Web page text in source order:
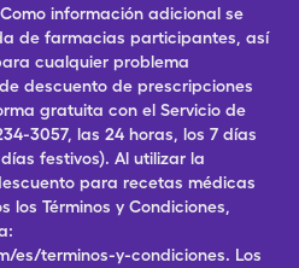
información adicional se
de farmacias participantes, así
cualquier problema
descuento de prescripciones
gratuita con el Servicio de
3057, las 24 horas, los 7 días
festivos). Al utilizar la
para recetas médicas
los Términos y Condiciones,
es/terminos-y-condiciones. Los